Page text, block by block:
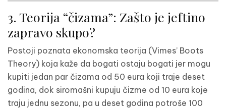
3. Teorija “čizama”: Zašto je jeftino
zapravo skupo?
Postoji poznata ekonomska teorija (Vimes’ Boots
Theory) koja kaže da bogati ostaju bogati jer mogu
kupiti jedan par čizama od 50 eura koji traje deset
godina, dok siromašni kupuju čizme od 10 eura koje
traju jednu sezonu, pa u deset godina potroše 100